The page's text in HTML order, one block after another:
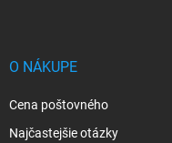
O NÁKUPE
Cena poštovného
Najčastejšie otázky